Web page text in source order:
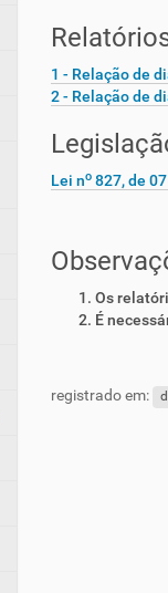
1 - Relação de
2 - Relação de
Lei no827, de
Os
É
registrado em: